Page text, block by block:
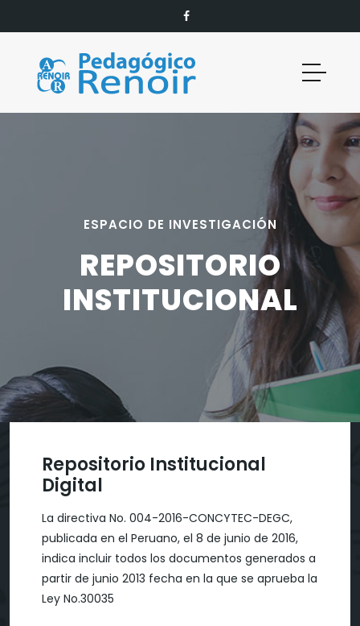
ESPACIO DE INVESTIGACIÓN
REPOSITORIO
INSTITUCIONAL
Repositorio Institucional
Digital
La directiva No. 004-2016-CONCYTEC-DEGC,
publicada en el Peruano, el 8 de junio de 2016,
indica incluir todos los documentos generados a
partir de junio 2013 fecha en la que se aprueba la
Ley No.30035